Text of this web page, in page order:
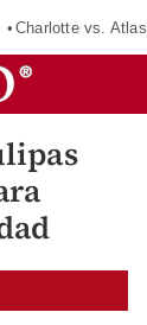
Charlotte vs. Atlas